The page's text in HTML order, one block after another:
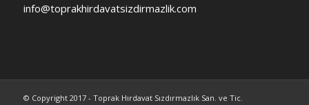
info@toprakhirdavatsizdirmazlik.com
© Copyright 2017 - Toprak Hırdavat Sızdırmazlık San. ve Tic.